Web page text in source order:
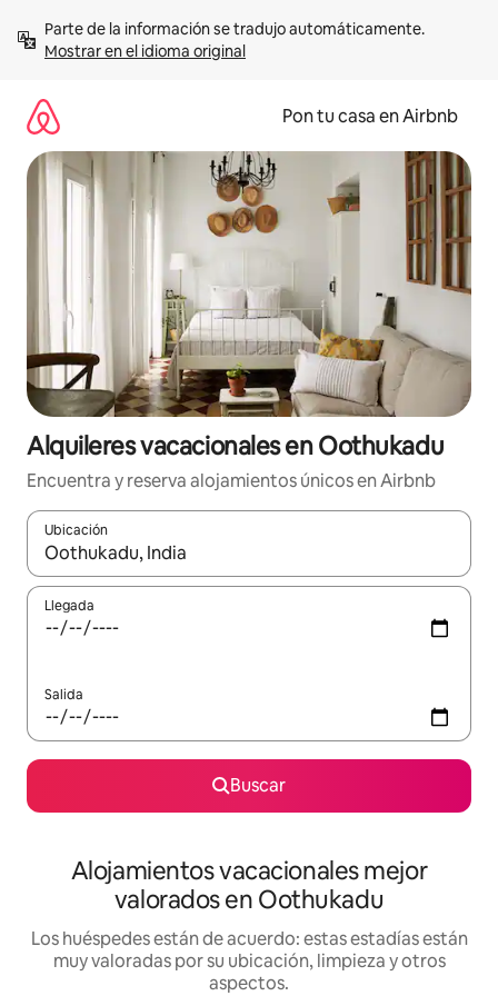
contenidoMostrar en el idioma original
Pon tu casa en Airbnb
Alquileres vacacionales en Oothukadu
Encuentra y reserva alojamientos únicos en Airbnb
Ubicación
Cuando los resultados estén disponibles, navega con las
Llegada
Salida
Buscar
Alojamientos vacacionales mejor
valorados en Oothukadu
Los huéspedes están de acuerdo: estas estadías están
muy valoradas por su ubicación, limpieza y otros
aspectos.